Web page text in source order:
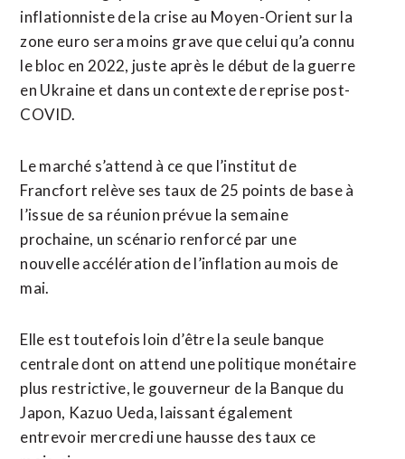
inflationniste de la crise au Moyen-Orient sur la
zone euro sera moins grave que celui qu’a connu
le bloc en 2022, juste après le début de la guerre
en Ukraine et dans un contexte de reprise post-
COVID.
Le marché s’attend à ce ⁠que l’institut de
Francfort relève ses taux de 25 points de base à
l’issue de sa réunion prévue la semaine
prochaine, un scénario renforcé par une
nouvelle accélération de l’inflation au mois de
mai.
Elle est toutefois loin d’être la ⁠seule banque
centrale dont on attend une politique monétaire
plus restrictive, le gouverneur de la Banque du
Japon, Kazuo Ueda, laissant également
entrevoir mercredi une hausse des taux ce